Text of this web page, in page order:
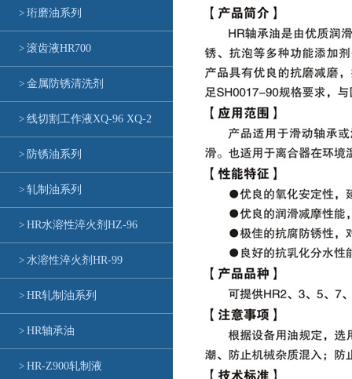
> 珩磨油系列
> 滚齿液HR700
> 金属防锈清洗剂
> 线切割工作液XQ-96 XQ-2
> 防锈油系列
> 轧制油系列
> HR水溶性淬火剂HZ-96
> 水溶性淬火剂HR-99
> HR轧制油系列
> HR轴承油
> HR-Z900轧制液